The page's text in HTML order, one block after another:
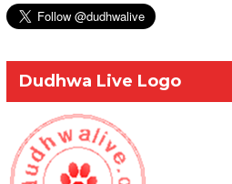
Dudhwa Live Logo